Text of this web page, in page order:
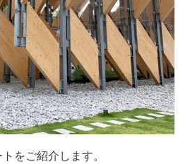
をご紹介します。